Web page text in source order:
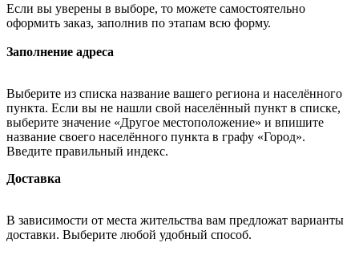
Если вы уверены в выборе, то можете самостоятельно
оформить заказ, заполнив по этапам всю форму.
Заполнение адреса
Выберите из списка название вашего региона и населённого
пункта. Если вы не нашли свой населённый пункт в списке,
выберите значение «Другое местоположение» и впишите
название своего населённого пункта в графу «Город».
Введите правильный индекс.
Доставка
В зависимости от места жительства вам предложат варианты
доставки. Выберите любой удобный способ.